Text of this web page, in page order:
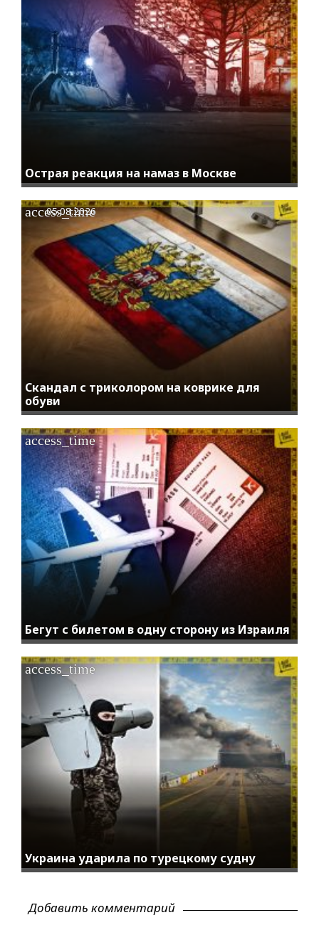
Острая реакция на намаз в Москве
Скандал с триколором на коврике для
обуви
access_time
05.08.2026
Бегут с билетом в одну сторону из Израиля
access_time
Украина ударила по турецкому судну
access_time
Добавить комментарий